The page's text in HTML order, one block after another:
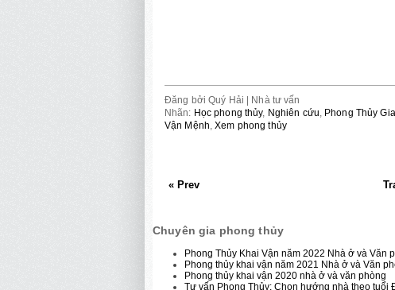
Đăng bởiQuý Hải | Nhà tư vấn
Nhãn: Học phong thủy, Nghiên cứu Phong Thủy Gia
Vận Mệnh ,Xem phong thủy
« Prev
Chuyên gia phong thủy
Phong Thủy Khai Vận năm 2022 Nhà ở và Văn
Phong thủy khai vận năm 2021 Nhà ở và Văn
Phong thủy khai vận 2020 nhà ở và văn phòng
Tư vấn Phong Thủy: Chọn hướng nhà theo tuổi